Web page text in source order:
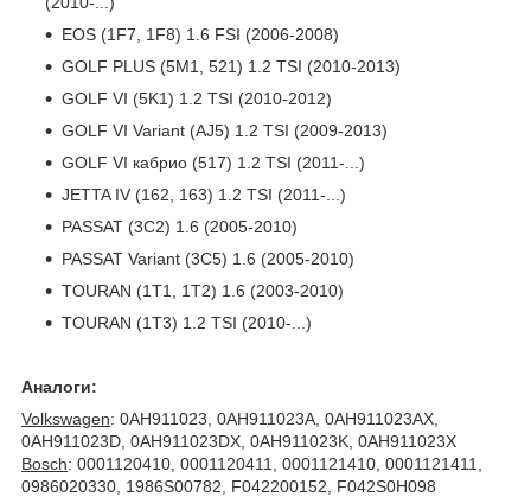
EOS (1F7, 1F8) 1.6 FSI (2006-2008)
GOLF PLUS (5M1, 521) 1.2 TSI (2010-2013)
GOLF VI (5K1) 1.2 TSI (2010-2012)
GOLF VI Variant (AJ5) 1.2 TSI (2009-2013)
GOLF VI кабрио (517) 1.2 TSI (2011-...)
JETTA IV (162, 163) 1.2 TSI (2011-...)
PASSAT (3C2) 1.6 (2005-2010)
PASSAT Variant (3C5) 1.6 (2005-2010)
TOURAN (1T1, 1T2) 1.6 (2003-2010)
TOURAN (1T3) 1.2 TSI (2010-...)
Аналоги:
Volkswagen: 0AH911023, 0AH911023A, 0AH911023AX,
0AH911023D, 0AH911023DX, 0AH911023K, 0AH911023X
Bosch: 0001120410, 0001120411, 0001121410, 0001121411,
0986020330, 1986S00782, F042200152, F042S0H098